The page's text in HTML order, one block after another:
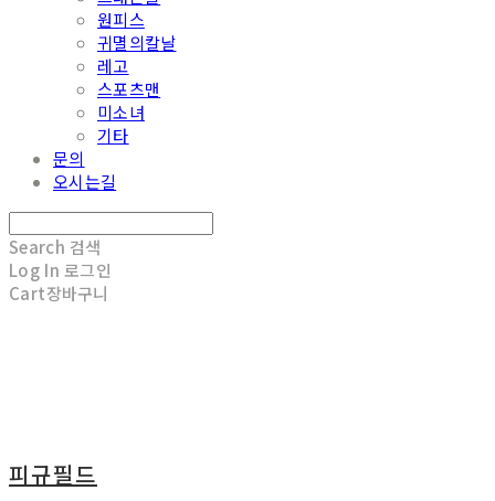
원피스
귀멸의칼날
레고
스포츠맨
미소녀
기타
문의
오시는길
Search 검색
Log In 로그인
Cart장바구니
피규필드